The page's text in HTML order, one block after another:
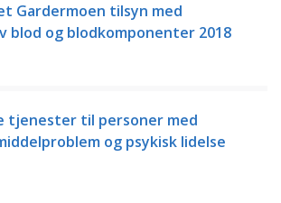
Gardermoen tilsyn med
blod og blodkomponenter 2018
tjenester til personer med
og psykisk lidelse